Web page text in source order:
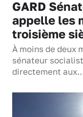
GARD
appelle les
troisième
À moins de deux
sénateur
directement